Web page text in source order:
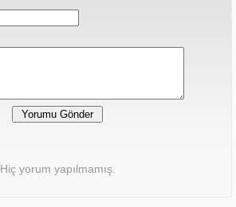
Hiç yorum yapılmamış.